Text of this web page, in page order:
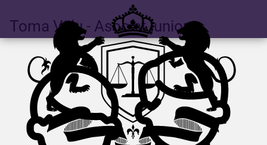
Toma Vălu- Asociat junior